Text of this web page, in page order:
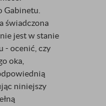
Gabinetu.
świadczona
jest w stanie
- ocenić, czy
oka,
niniejszy